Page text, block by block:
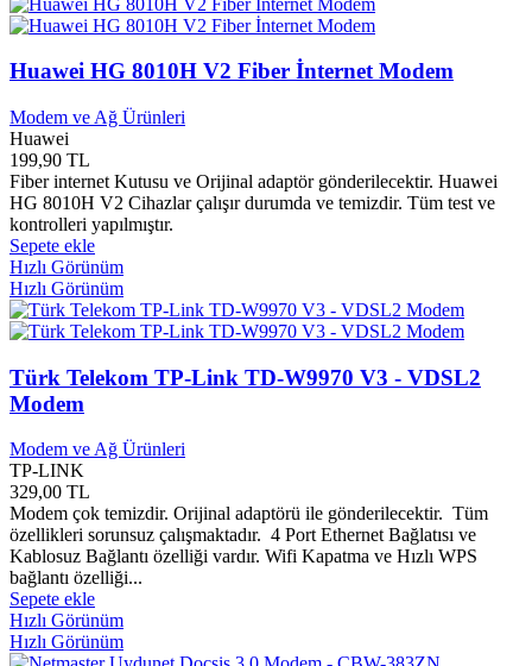
Beka Yayınları 0
Beko 0
Belge Yayınları 0
Bence Kitap Yayınları 0
Bengisu Yayınları
Bengü Yayınları
Berfin Yayınları 0
Berikan Yayınları 0
Berkay Yayınları
Berke Anadolu Yayınları
Beş Renk Yayınları
Beta Yayınları
Betaş Yayınları 0
Beyan Yayınları 0
Beyaz Balina Yayınları 0
Beyaz Baykuş Yayınları 0
Beyazıt Kitap Yayınları
Beyazıt Yayınları
bildik Yayınları 0
Bileşim Yayınları 0
Bilge adam Yayınları 0
Bilge Karınca Yayınları
Bilge Kültür Sanat Yayınları
Bilge Yayınları
Bilgeoğuz Yayınları
0
Huawei HG 8010H V2 Fiber İnternet Modem
Modem ve Ağ Ürünleri
Huawei
199,90 TL
Fiber internet Kutusu ve Orijinal adaptör gönderilecektir. Huawei
HG 8010H V2 Cihazlar çalışır durumda ve temizdir. Tüm test ve
kontrolleri yapılmıştır.
Sepete ekle
Hızlı Görünüm
Hızlı Görünüm
Türk Telekom TP-Link TD-W9970 V3 - VDSL2
Modem
Modem ve Ağ Ürünleri
TP-LINK
329,00 TL
Modem çok temizdir. Orijinal adaptörü ile gönderilecektir. Tüm
özellikleri sorunsuz çalışmaktadır. 4 Port Ethernet Bağlatısı ve
Kablosuz Bağlantı özelliği vardır. Wifi Kapatma ve Hızlı WPS
bağlantı özelliği...
Sepete ekle
Hızlı Görünüm
Hızlı Görünüm